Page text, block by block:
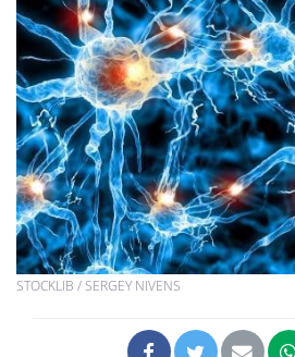
STOCKLIB / SERGEY NIVENS